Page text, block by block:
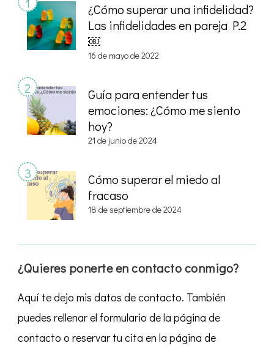
¿Cómo superar una infidelidad?
Las infidelidades en pareja P.2
￼
16 de mayo de 2022
Guía para entender tus
emociones: ¿Cómo me siento
hoy?
21 de junio de 2024
Cómo superar el miedo al
fracaso
18 de septiembre de 2024
¿Quieres ponerte en contacto conmigo?
Aquí te dejo mis datos de contacto. También
puedes rellenar el formulario de la página de
contacto o reservar tu cita en la página de